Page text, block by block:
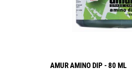
AMUR AMINO DIP - 80 ML